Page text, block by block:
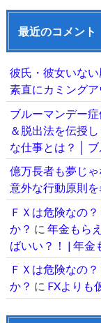
最近のコメント
彼氏・彼女いな
素直にカミングア
ブルーマンデー
＆脱出法を伝授し
な仕事とは？ │
億万長者も夢じ
意外な行動原則を
ＦＸは危険なの
か？ に 年金もら
ばいい？！ | 年金
ＦＸは危険なの
か？ に FXよりも